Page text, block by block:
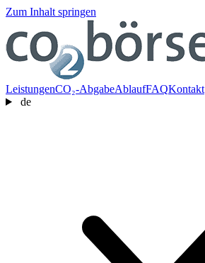
Zum Inhalt springen
LeistungenCO₂-AbgabeAblaufFAQKontakt
de